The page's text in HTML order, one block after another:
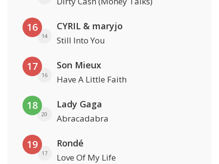
16
14
CYRIL & maryjo
Still Into You
17
16
Son Mieux
Have A Little Faith
18
20
Lady Gaga
Abracadabra
19
17
Rondé
Love Of My Life